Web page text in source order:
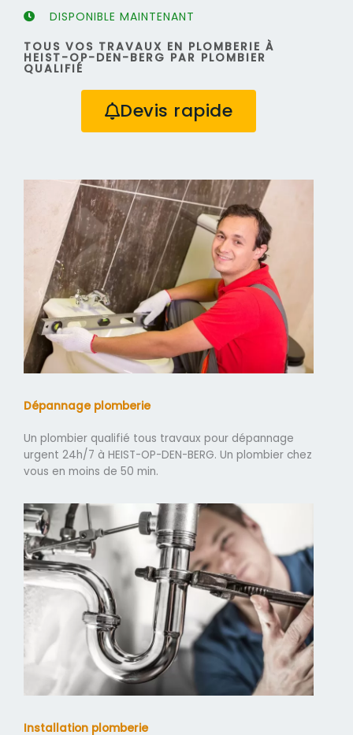
DISPONIBLE MAINTENANT
TOUS VOS TRAVAUX EN PLOMBERIE À
HEIST-OP-DEN-BERG PAR PLOMBIER
QUALIFIÉ
Devis rapide
Dépannage plomberie
Un plombier qualifié tous travaux pour dépannage
urgent 24h/7 à HEIST-OP-DEN-BERG. Un plombier chez
vous en moins de 50 min.
Installation plomberie